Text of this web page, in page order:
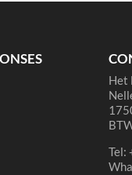
Het
Tel: